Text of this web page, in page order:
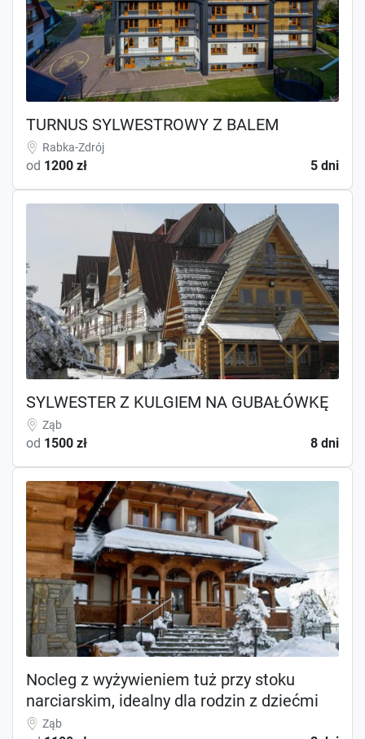
TURNUS SYLWESTROWY Z BALEM
Rabka-Zdrój
od 1200 zł 5 dni
SYLWESTER Z KULGIEM NA GUBAŁÓWKĘ
Ząb
od 1500 zł 8 dni
Nocleg z wyżywieniem tuż przy stoku
narciarskim, idealny dla rodzin z dziećmi
Ząb